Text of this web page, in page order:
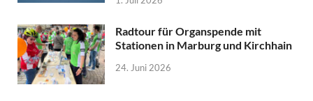
Radtour für Organspende mit
Stationen in Marburg und Kirchhain
24. Juni 2026